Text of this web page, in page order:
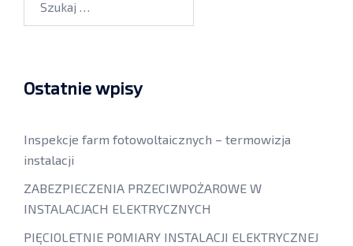
Ostatnie wpisy
Inspekcje farm fotowoltaicznych – termowizja
instalacji
ZABEZPIECZENIA PRZECIWPOŻAROWE W
INSTALACJACH ELEKTRYCZNYCH
PIĘCIOLETNIE POMIARY INSTALACJI ELEKTRYCZNEJ